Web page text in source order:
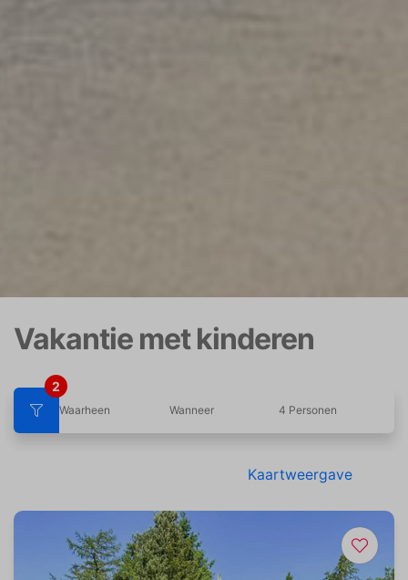
Kaartweergave
Vakantie met kinderen
2
Waarheen Wanneer 4 Personen